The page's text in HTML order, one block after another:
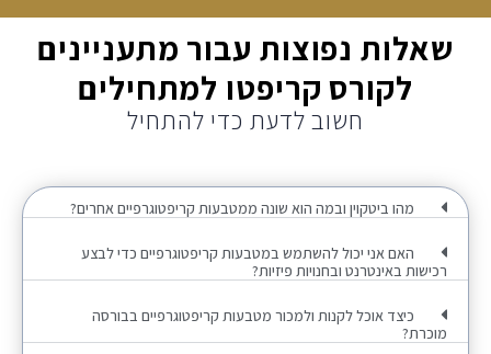
שאלות נפוצות עבור מתעניינים
לקורס קריפטו למתחילים
חשוב לדעת כדי להתחיל
מהו ביטקוין ובמה הוא שונה ממטבעות קריפטוגרפיים אחרים?
האם אני יכול להשתמש במטבעות קריפטוגרפיים כדי לבצע
רכישות באינטרנט ובחנויות פיזיות?
כיצד אוכל לקנות ולמכור מטבעות קריפטוגרפיים בבורסה
מוכרת?